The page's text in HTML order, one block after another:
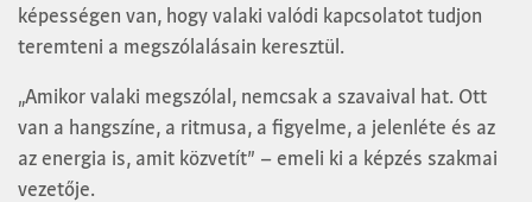
képességen van, hogy valaki valódi kapcsolatot tudjon
teremteni a megszólalásain keresztül.
„Amikor valaki megszólal, nemcsak a szavaival hat. Ott
van a hangszíne, a ritmusa, a figyelme, a jelenléte és az
az energia is, amit közvetít” – emeli ki a képzés szakmai
vezetője.